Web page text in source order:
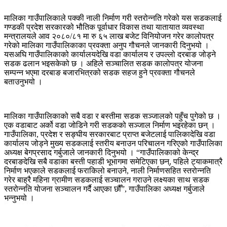
मालिका गाउँपालिकाले पक्की नाली निर्माण गरी स्तरोन्नति गरेको यस सडकलाई
गण्डकी प्रदेश सरकारको भौतिक पूर्वाधार विकास तथा यातायात व्यवस्था
मन्त्रालयले आव २०८०/८१ मा रु ६५ लाख बजेट विनियोजन गरेर कालोपत्र
गरेको मालिका गाउँपालिकाका प्रवक्ता अनुप गौचनले जानकारी दिनुभयो ।
यसअघि गाउँपालिकाको कार्यालयदेखि वडा कार्यालय र उपल्लो दरबाङ जोड्ने
सडक ढलान भइसकेको छ । अहिले सञ्चालित सडक कालोपत्र योजना
सम्पन्न भएमा दरबाङ बजारभित्रको सडक सहज हुने प्रवक्ता गौचनले
बताउनुभयो ।
मालिका गाउँपालिकाको सबै वडा र बस्तीमा सडक सञ्जालको पहुँच पुगेको छ ।
एक वडाबाट अर्को वडा जोडिने गरी सडकको सञ्जाल निर्माण भइरहेका छन् ।
गाउँपालिका, प्रदेश र सङ्घीय सरकारबाट प्राप्त बजेटलाई पालिकादेखि वडा
कार्यालय जोड्ने मुख्य सडकलाई स्तरीय बनाउन परिचालन गरिएको गाउँपालिका
अध्यक्ष बेगप्रसाद गर्बुजाले जानकारी दिनुभयो । “गाउँपालिकाको केन्द्र
दरबाङदेखि सबै वडाका बस्ती पहाडी भूभागमा समेटिएका छन्, पहिले ट्याकमात्रै
निर्माण भएकाले सडकलाई फराकिलो बनाउने, नाली निर्माणसहित स्तरोन्नति
गरेर बाह्रै महिना ग्रामीण सडकलाई सञ्चालन गराउने लक्ष्यका साथ सडक
स्तरोन्नति योजना सञ्चालन गर्दै आएका छौँ”, गाउँपालिका अध्यक्ष गर्बुजाले
भन्नुभयो ।